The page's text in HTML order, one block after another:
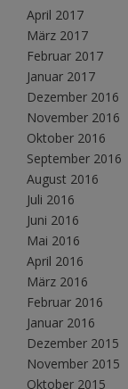
April 2017
März 2017
Februar 2017
Januar 2017
Dezember 2016
November 2016
Oktober 2016
September 2016
August 2016
Juli 2016
Juni 2016
Mai 2016
April 2016
März 2016
Februar 2016
Januar 2016
Dezember 2015
November 2015
Oktober 2015